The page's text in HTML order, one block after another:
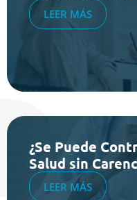
LEER MÁS
¿Se Puede
Salud sin
LEER MÁS